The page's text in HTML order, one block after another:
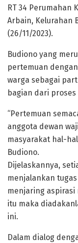
RT 34 Perumahan
Arbain, Kelurahan
(26/11/2023).
Budiono yang
pertemuan
warga sebagai
bagian dari
“Pertemuan
anggota dewan
masyarakat hal-
Budiono.
Dijelaskannya,
menjalankan
menjaring aspirasi
itu maka
ini.
Dalam dialog